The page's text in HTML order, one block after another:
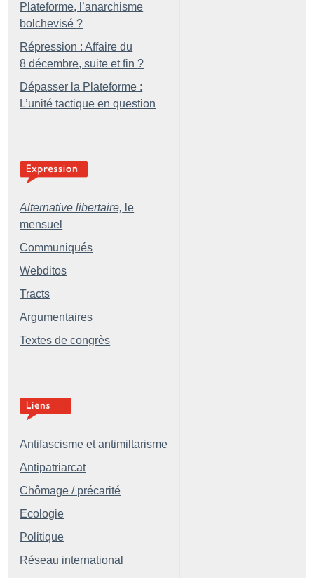
Plateforme, l’anarchisme
bolchevisé ?
Répression : Affaire du
8 décembre, suite et fin ?
Dépasser la Plateforme :
L’unité tactique en question
Alternative libertaire, le
mensuel
Communiqués
Webditos
Tracts
Argumentaires
Textes de congrès
Antifascisme et antimiltarisme
Antipatriarcat
Chômage / précarité
Ecologie
Politique
Réseau international